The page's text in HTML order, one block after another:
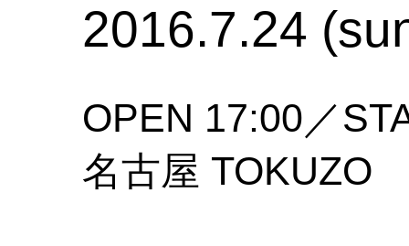
2016.7.24
OPEN 17:00／
名古屋 TOKUZO